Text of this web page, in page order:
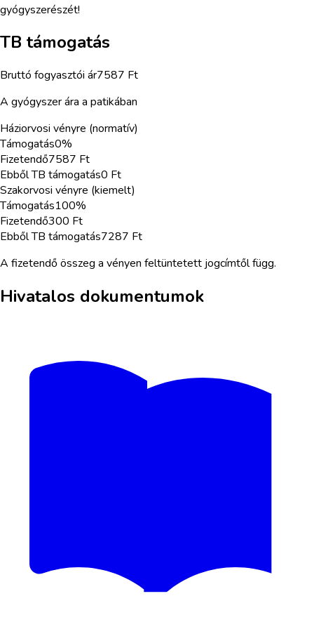
gyógyszerészét!
TB támogatás
Bruttó fogyasztói ár7587 Ft
A gyógyszer ára a patikában
Háziorvosi vényre (normatív)
Támogatás0%
Fizetendő7587 Ft
Ebből TB támogatás0 Ft
Szakorvosi vényre (kiemelt)
Támogatás100%
Fizetendő300 Ft
Ebből TB támogatás7287 Ft
A fizetendő összeg a vényen feltüntetett jogcímtől függ.
Hivatalos dokumentumok